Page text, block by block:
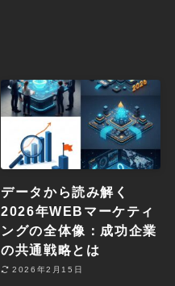
データから読み解く
2026年WEBマーケティ
ングの全体像：成功企業
の共通戦略とは
2026年2月15日